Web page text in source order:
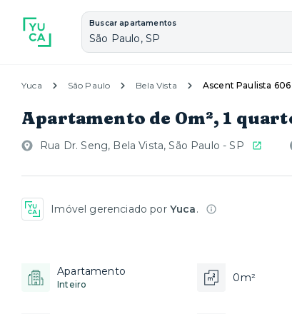
Buscar apartamentos
São Paulo, SP
Yuca São Paulo Bela Vista Ascent Paulista 606
Apartamento de 0m², 1
Rua Dr. Seng, Bela Vista, São Paulo - SP
Imóvel gerenciado por Yuca.
Apartamento
Inteiro
0m²